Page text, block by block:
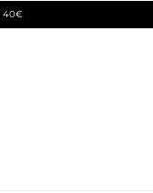
40€